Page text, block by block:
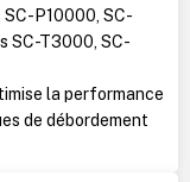
SC-P10000, SC-
SC-T3000, SC-
la performance
de débordement